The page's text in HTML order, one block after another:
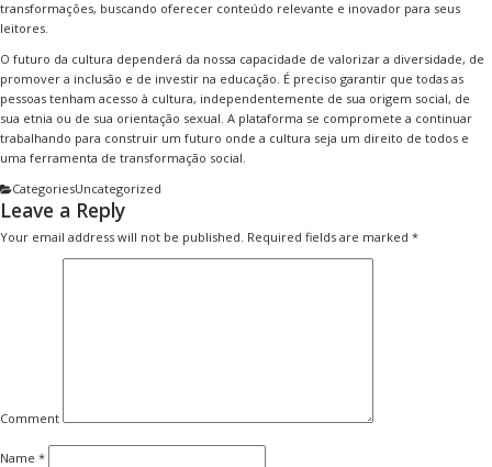
transformações, buscando oferecer conteúdo relevante e inovador para seus
leitores.
O futuro da cultura dependerá da nossa capacidade de valorizar a diversidade, de
promover a inclusão e de investir na educação. É preciso garantir que todas as
pessoas tenham acesso à cultura, independentemente de sua origem social, de
sua etnia ou de sua orientação sexual. A plataforma se compromete a continuar
trabalhando para construir um futuro onde a cultura seja um direito de todos e
uma ferramenta de transformação social.
CategoriesUncategorized
Leave a Reply
Your email address will not be published. Required fields are marked *
Comment
Name *